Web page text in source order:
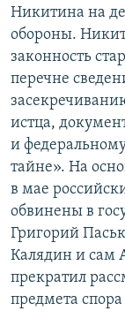
СОЦИАЛЬНЫЕ СЕТИ
Все сайты
Никитина на
обороны.
законность
перечне
истца,
и
тайне». На
в мае
обвинены в
Григорий
Калядин и сам
прекратил
предмета